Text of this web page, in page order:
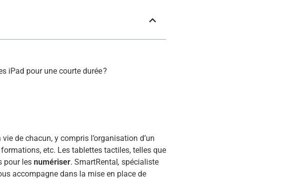
iPad pour une courte durée ?
de chacun, y compris l’organisation d’un
etc. Les tablettes tactiles, telles que
pour les numériser. SmartRental, spécialiste
accompagne dans la mise en place de